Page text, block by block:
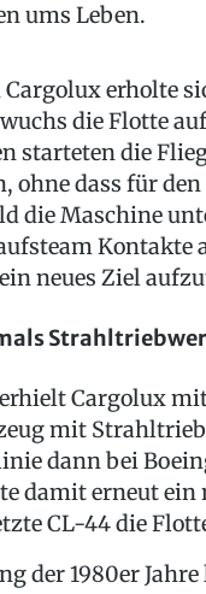
ums Leben.
Cargolux erholte
die Flotte
starteten die
ohne dass für
die Maschine
Kontakte
neues Ziel
erhielt Cargolux
mit
dann bei
damit erneut ein
CL-44 die
der 1980er